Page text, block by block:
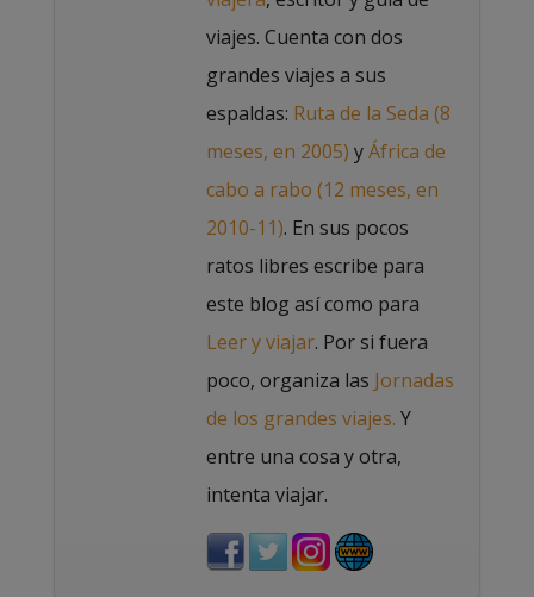
viajes. Cuenta con dos
grandes viajes a sus
espaldas: Ruta de la Seda (8
meses, en 2005) yÁfrica de
cabo a rabo (12 meses, en
2010-11). En sus pocos
ratos libres escribe para
este blog así como para
Leer y viajar. Por si fuera
poco, organiza las Jornadas
de los grandes viajes. Y
entre una cosa y otra,
intenta viajar.